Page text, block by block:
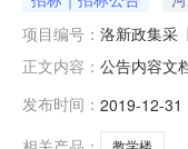
项目编号： 洛新政集采
正文内容： 公告内容文
4.2审批编
发布时间： 2019-12-31